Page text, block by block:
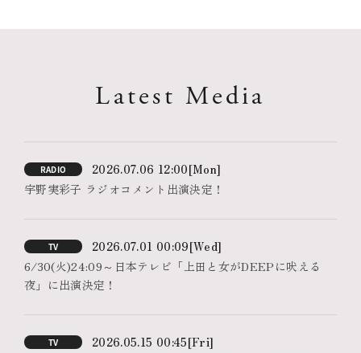
Latest Media
RADIO 2026.07.06 12:00[Mon]
宇野実彩子 ラジオコメント出演決定！
TV 2026.07.01 00:09[Wed]
6/30(火)24:09～日本テレビ「上田と女がDEEPに吠える
夜」に出演決定！
TV 2026.05.15 00:45[Fri]